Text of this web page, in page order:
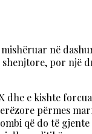
në
por
e kishte
përmes
që do të